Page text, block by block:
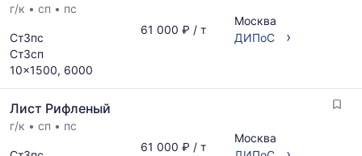
г/к • сп • пс
Ст3пс
Ст3сп
10x1500, 6000
61 000 ₽ / т
Москва
ДИПоС
›
Лист Рифленый
г/к • сп • пс
61 000 ₽ / т
Москва